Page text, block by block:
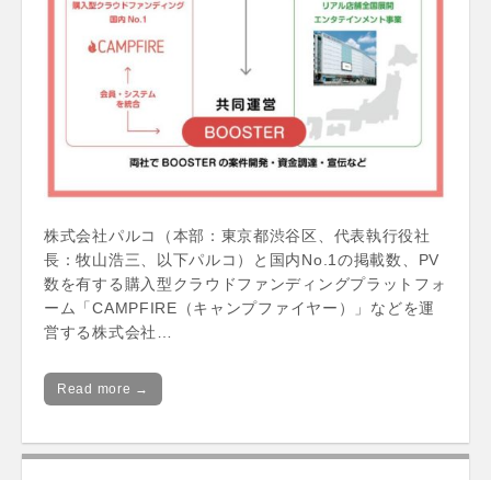
株式会社パルコ（本部：東京都渋谷区、代表執行役社
長：牧山浩三、以下パルコ）と国内No.1の掲載数、PV
数を有する購入型クラウドファンディングプラットフォ
ーム「CAMPFIRE（キャンプファイヤー）」などを運
営する株式会社…
Read more →